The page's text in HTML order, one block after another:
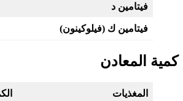
فيتامين د
فيتامين ك (فيلوكينون)
كمية المعادن
المغذيات